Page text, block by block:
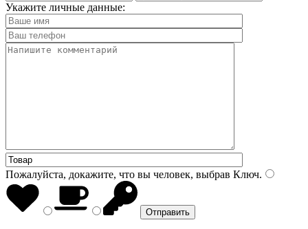
Укажите личные данные:
Пожалуйста, докажите, что вы человек, выбрав Ключ.